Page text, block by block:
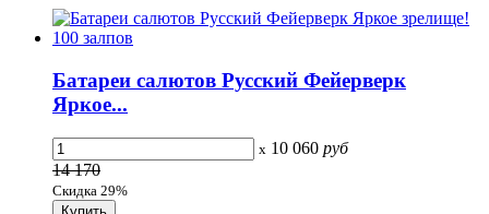
Батареи салютов Русский Фейерверк
Яркое...
x 10 060 руб
14 170
Скидка 29%